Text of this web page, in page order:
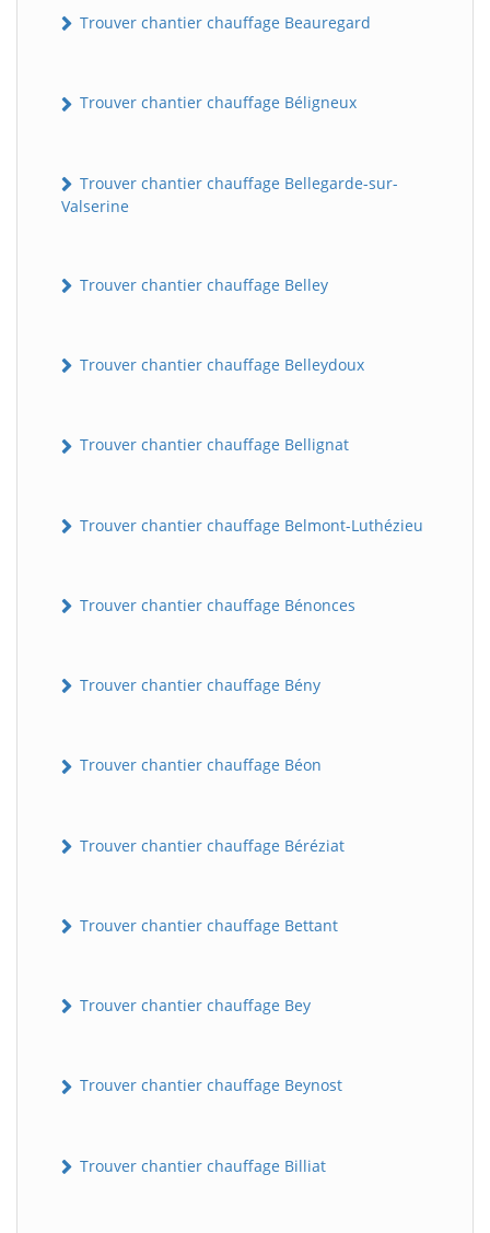
Trouver chantier chauffage Beauregard
Trouver chantier chauffage Béligneux
Trouver chantier chauffage Bellegarde-sur-
Valserine
Trouver chantier chauffage Belley
Trouver chantier chauffage Belleydoux
Trouver chantier chauffage Bellignat
Trouver chantier chauffage Belmont-Luthézieu
Trouver chantier chauffage Bénonces
Trouver chantier chauffage Bény
Trouver chantier chauffage Béon
Trouver chantier chauffage Béréziat
Trouver chantier chauffage Bettant
Trouver chantier chauffage Bey
Trouver chantier chauffage Beynost
Trouver chantier chauffage Billiat